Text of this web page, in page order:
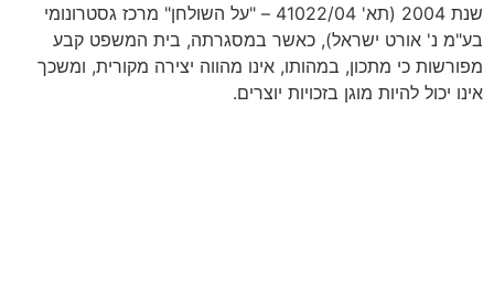
שנת 2004 (תא' 41022/04 – "על השולחן" מרכז גסטרונומי
בע"מ נ' אורט ישראל), כאשר במסגרתה, בית המשפט קבע
מפורשות כי מתכון, במהותו, אינו מהווה יצירה מקורית, ומשכך
אינו יכול להיות מוגן בזכויות יוצרים.